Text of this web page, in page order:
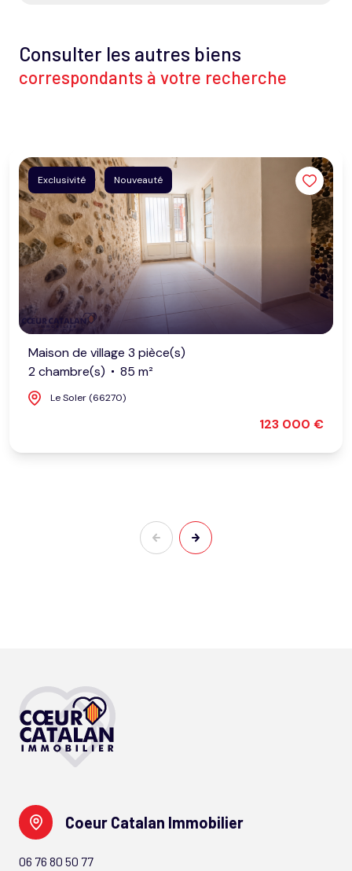
Consulter les autres biens
correspondants à votre recherche
Exclusivité Nouveauté
Maison de village 3 pièce(s)
2 chambre(s)
85 m²
Le Soler (66270)
123 000 €
Coeur Catalan Immobilier
06 76 80 50 77